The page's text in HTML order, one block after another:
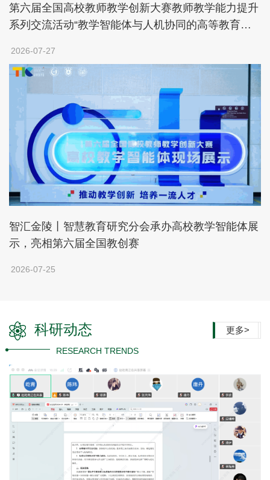
第六届全国高校教师教学创新大赛教师教学能力提升
系列交流活动“教学智能体与人机协同的高等教育新
2026-07-27
智汇金陵丨智慧教育研究分会承办高校教学智能体展
示，亮相第六届全国教创赛
2026-07-25
更多>
科研动态
RESEARCH TRENDS